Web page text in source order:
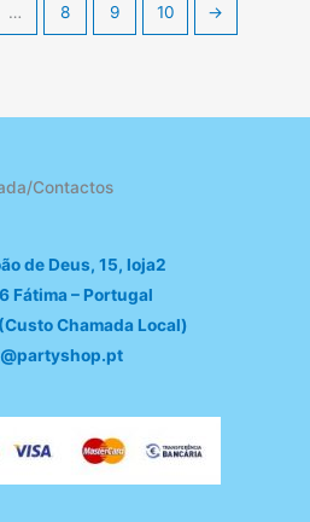
… 8 9 10 →
Contactos
de Deus, 15, loja2
Fátima – Portugal
Chamada Local)